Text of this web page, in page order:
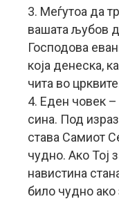
3. Меѓутоа да
вашата љубов
Господова
која денеска,
чита во
4. Еден човек
сина. Под
става Самиот
чудно. Ако Тој
навистина
било чудно